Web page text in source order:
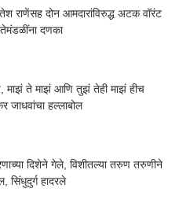
राणेंसह दोन आमदारांविरुद्ध अटक वॉरंट
दणका
माझं ते माझं आणि तुझं तेही माझं हीच
जाधवांचा हल्लाबोल
दिशेने गेले, विशीतल्या तरुण तरुणीने
हादरले